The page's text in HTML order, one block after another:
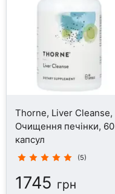
Thorne, Liver Cleanse,
Очищення печінки, 60
капсул
(5)
1745 грн